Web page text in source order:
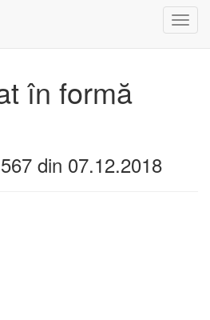
în formă
din 07.12.2018